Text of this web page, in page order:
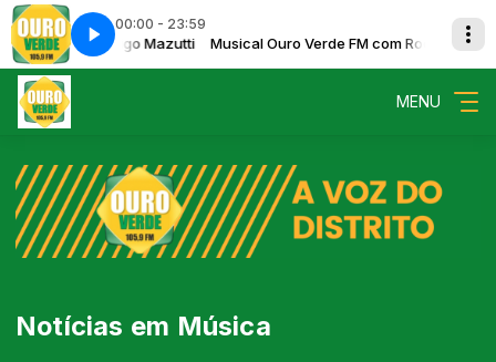
00:00 - 23:59
FM com Rodrigo Mazutti Musical Ouro Verde FM com Rodrigo
Tomorrow Oktavvia - If We Meet Tomorrow
MENU
Notícias em Música